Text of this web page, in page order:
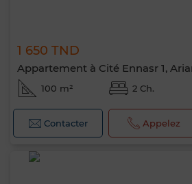
1 650 TND
Appartement à Cité Ennasr 1,
100 m² 2 Ch.
Contacter Appelez